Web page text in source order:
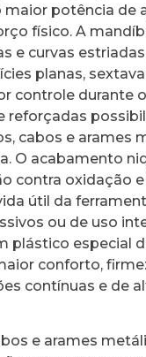
potência de
físico. A
e curvas
planas,
controle durante
reforçadas
cabos e arames
O acabamento
contra oxidação
útil da
ou de uso
plástico especial
conforto,
contínuas e de
e arames